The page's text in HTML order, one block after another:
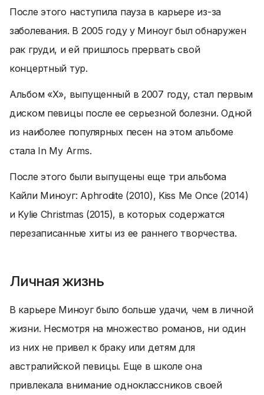
После этого наступила пауза в карьере из-за
заболевания. В 2005 году у Миноуг был обнаружен
рак груди, и ей пришлось прервать свой
концертный тур.
Альбом «X», выпущенный в 2007 году, стал первым
диском певицы после ее серьезной болезни. Одной
из наиболее популярных песен на этом альбоме
стала In My Arms.
После этого были выпущены еще три альбома
Кайли Миноуг: Aphrodite (2010), Kiss Me Once (2014)
и Kylie Christmas (2015), в которых содержатся
перезаписанные хиты из ее раннего творчества.
Личная жизнь
В карьере Миноуг было больше удачи, чем в личной
жизни. Несмотря на множество романов, ни один
из них не привел к браку или детям для
австралийской певицы. Еще в школе она
привлекала внимание одноклассников своей